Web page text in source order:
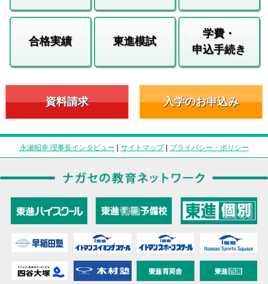
合格実績 東進模試
学費・
申込手続き
資料請求 入学のお申込み
永瀬昭幸 理事長インタビュー | サイトマップ| プライバシー・ポリシー